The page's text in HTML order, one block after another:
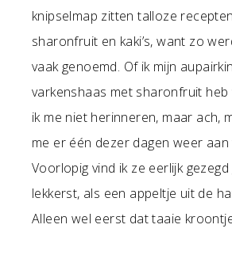
knipselmap zitten talloze
sharonfruit en kaki’s, want zo
vaak genoemd. Of ik mijn
varkenshaas met sharonfruit
ik me niet herinneren, maar ach,
me er één dezer dagen weer aan
Voorlopig vind ik ze eerlijk
lekkerst, als een appeltje uit de
Alleen wel eerst dat taaie